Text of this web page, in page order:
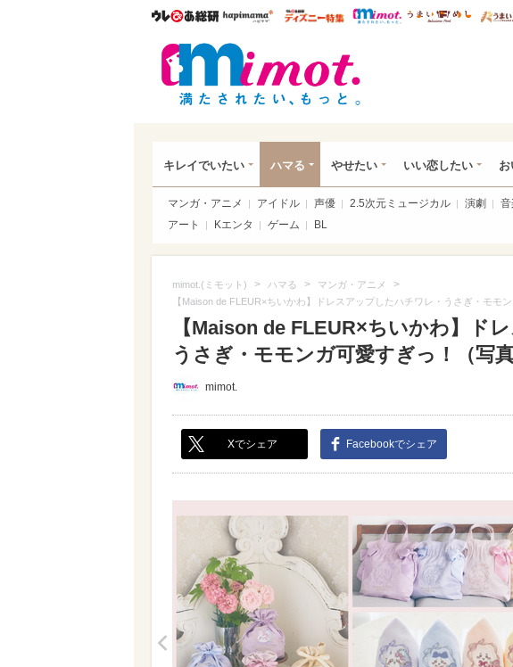
ウレぴあ総研ハピママ* ウレぴあ総研 ディズニー
mimot. うま
キレイでいたい ハマる やせたい いい恋したい
マンガ・アニメ アイドル 声優 2.5次元ミュージカル 演劇 音
アート
Kエンタ ゲーム BL
mimot.(ミモット) > ハマる > マンガ・アニメ >
【Maison de FLEUR×ちいかわ】ドレスアップしたハチワレ・うさぎ・モモン
【Maison de FLEUR×ちいかわ】ド
うさぎ・モモンガ可愛すぎっ！（写真
mimot.
Xでシェア Facebookでシェア